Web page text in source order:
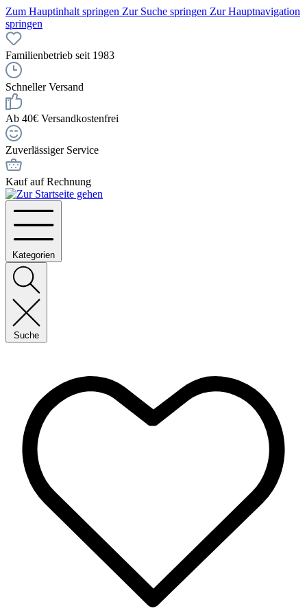
Zum Hauptinhalt springen Zur Suche springen Zur Hauptnavigation
springen
Familienbetrieb seit 1983
Schneller Versand
Ab 40€ Versandkostenfrei
Zuverlässiger Service
Kauf auf Rechnung
Kategorien
Suche